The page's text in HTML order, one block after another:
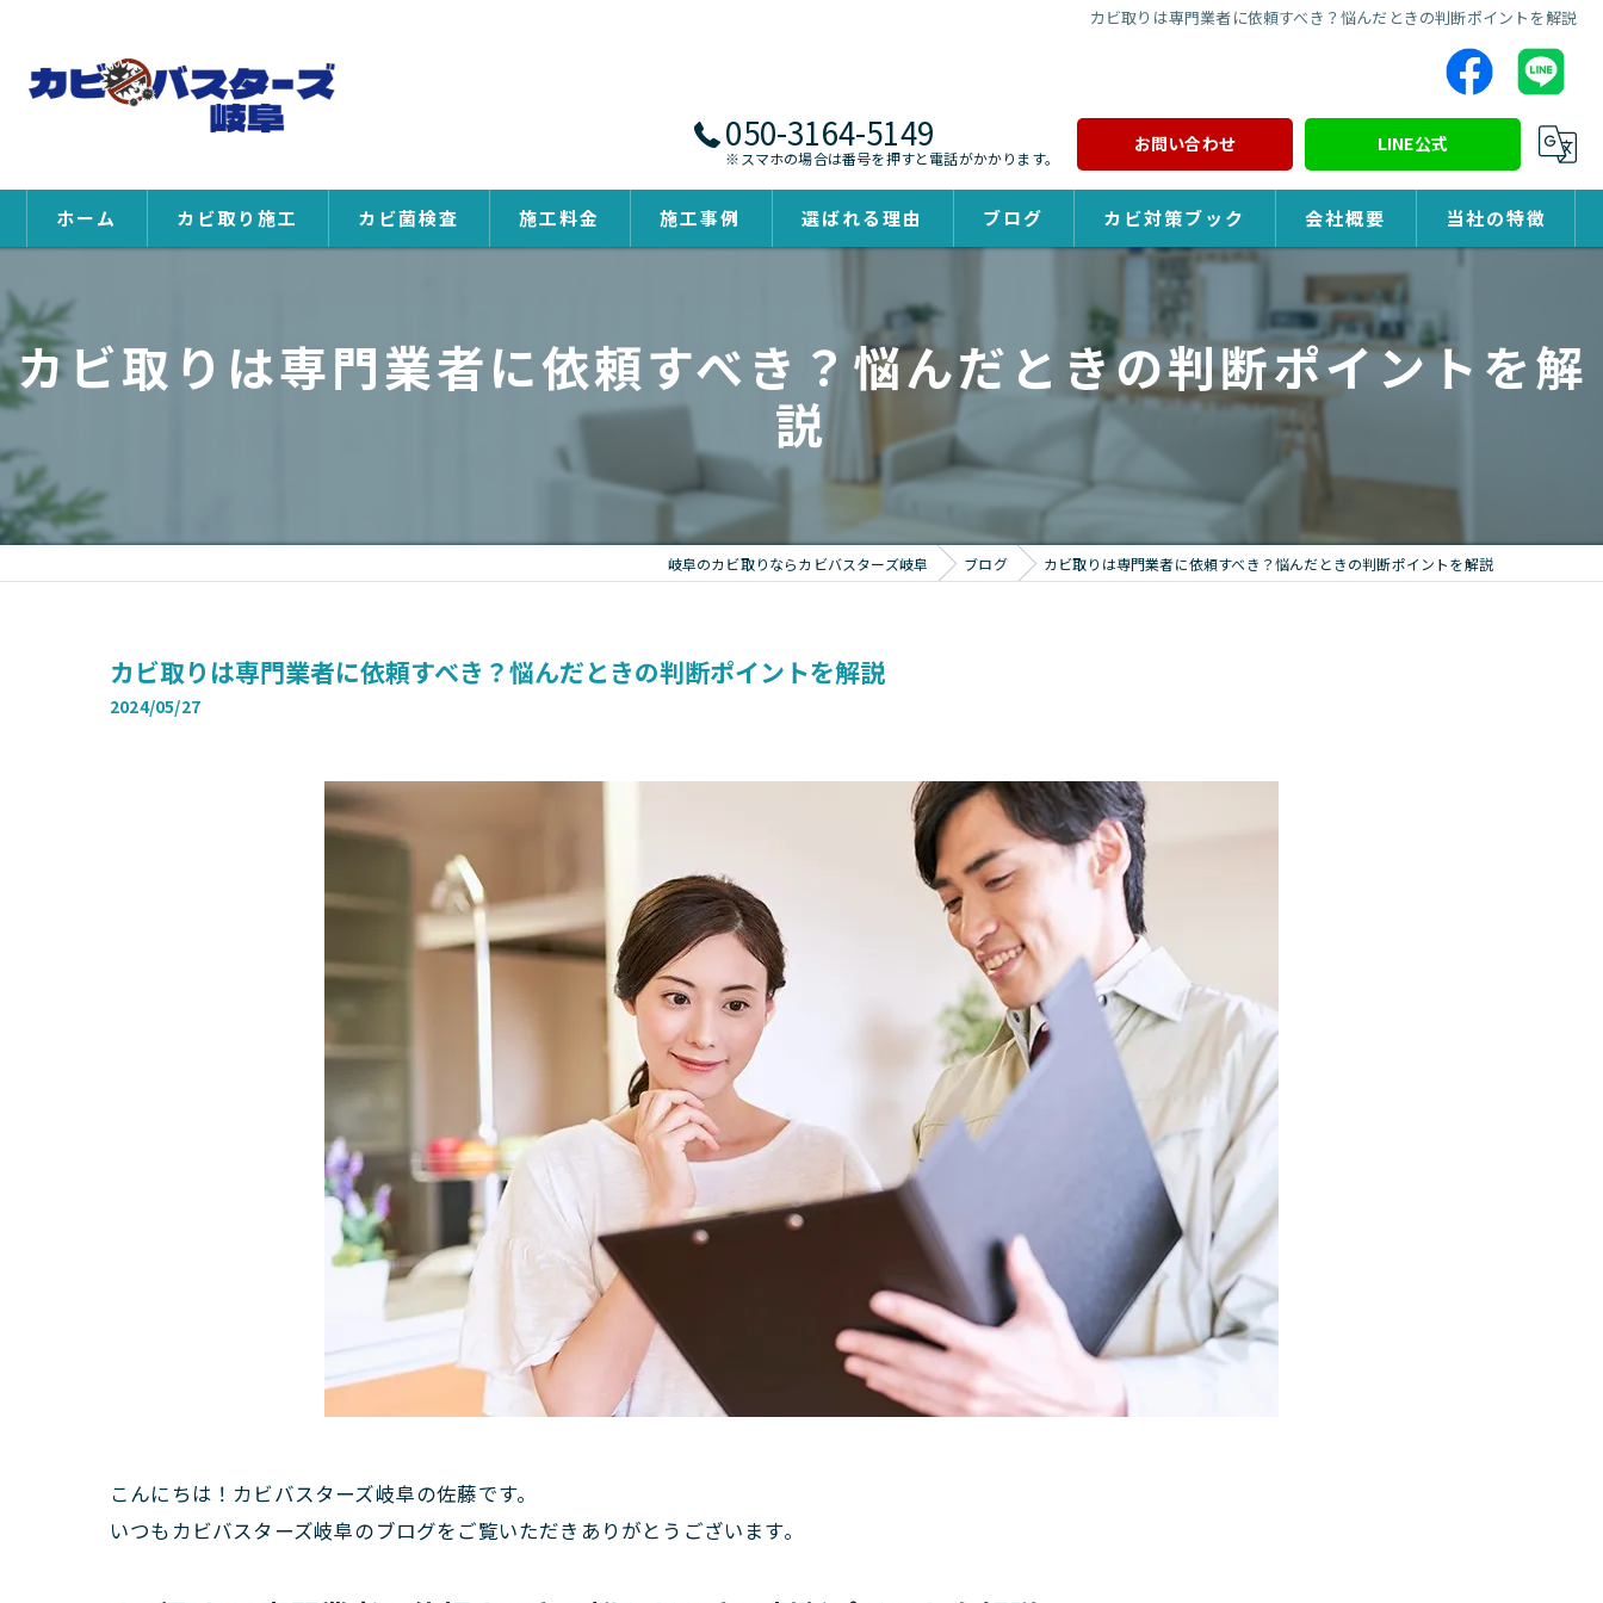
カビ取りは専門業者に依頼すべき？悩んだときの判断ポイントを解説
050-3164-5149
※スマホの場合は番号を押すと電話がかかります。
お問い合わせ LINE公式
ホーム カビ取り施工 カビ菌検査 施工料金 施工事例 選ばれる理由 ブログ カビ対策ブック 会社概要 当社の特徴
除カビ
カビ取りは専門業者に依頼すべき？悩んだときの判断ポイントを解
説
岐阜のカビ取りならカビバスターズ岐阜 ブログ カビ取りは専門業者に依頼すべき？悩んだときの判断ポイントを解説
カビ取りは専門業者に依頼すべき？悩んだときの判断ポイントを解説
2024/05/27
こんにちは！カビバスターズ岐阜の佐藤です。
いつもカビバスターズ岐阜のブログをご覧いただきありがとうございます。